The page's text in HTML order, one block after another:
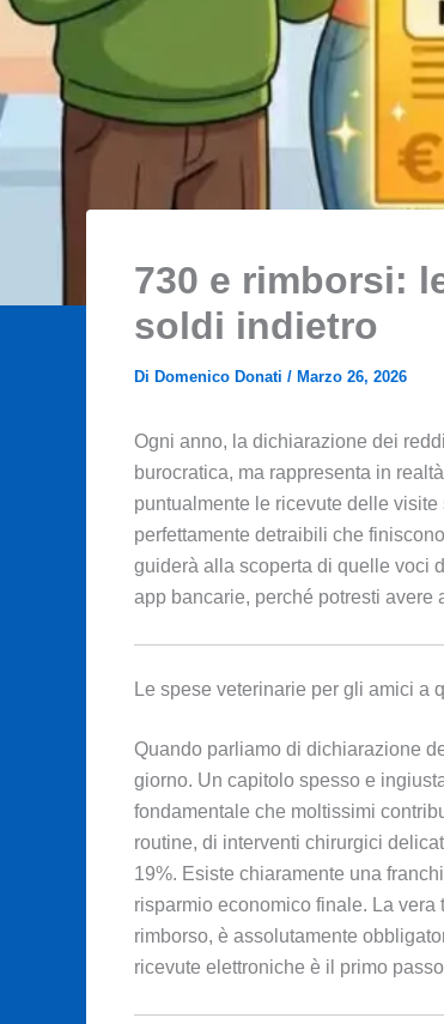
730 e rimborsi:
soldi indietro
Di Domenico Donati / Marzo 26, 2026
Ogni anno, la dichiarazione dei
burocratica, ma rappresenta in
puntualmente le ricevute delle
perfettamente detraibili che
guiderà alla scoperta di quelle voci
app bancarie, perché potresti avere
Le spese veterinarie per gli amici a
Quando parliamo di dichiarazione
giorno. Un capitolo spesso e
fondamentale che moltissimi
routine, di interventi chirurgici
19%. Esiste chiaramente una
risparmio economico finale. La
rimborso, è assolutamente
ricevute elettroniche è il primo